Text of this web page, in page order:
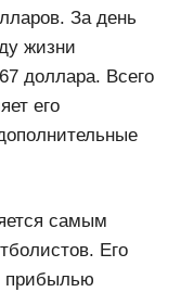
За день
жизни
доллара. Всего
его
самым
Его
прибылью